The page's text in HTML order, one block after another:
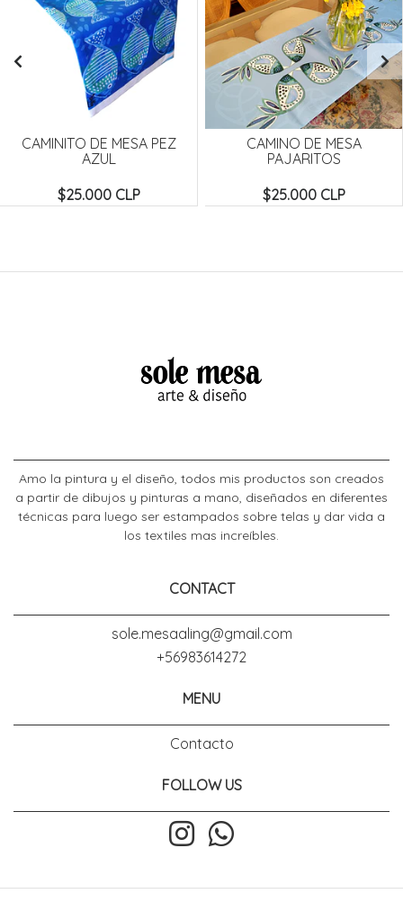
CAMINITO DE MESA PEZ
AZUL
$25.000 CLP
CAMINO DE MESA
PAJARITOS
$25.000 CLP
Amo la pintura y el diseño, todos mis productos son creados
a partir de dibujos y pinturas a mano, diseñados en diferentes
técnicas para luego ser estampados sobre telas y dar vida a
los textiles mas increíbles.
CONTACT
sole.mesaaling@gmail.com
+56983614272
MENU
Contacto
FOLLOW US